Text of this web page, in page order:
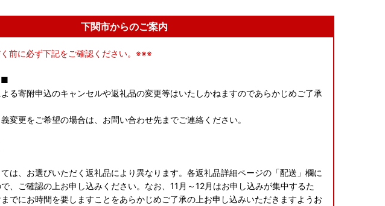
下関市からのご案内
前に必ず下記をご確認ください。※※※
■
る寄附申込のキャンセルや返礼品の変更等はいたしかねますのであらかじめご了承
変更をご希望の場合は、お問い合わせ先までご連絡ください。
は、お選びいただく返礼品により異なります。各返礼品詳細ページの「配送」欄に
、ご確認の上お申し込みください。なお、11月～12月はお申し込みが集中するた
でにお時間を要しますことをあらかじめご了承の上お申し込みいただきますようお